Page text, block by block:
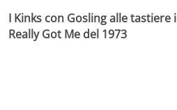
I Kinks con Gosling alle tastiere
Really Got Me del 1973